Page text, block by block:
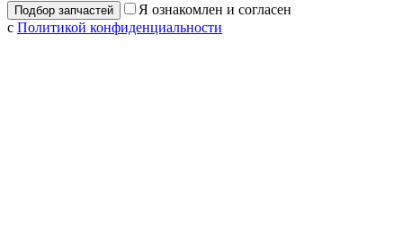
Я ознакомлен и согласен
с Политикой конфиденциальности